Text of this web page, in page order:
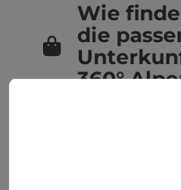
Wie
die
360°
Sind